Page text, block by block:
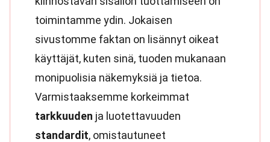
toimintamme ydin. Jokaisen
sivustomme faktan on lisännyt oikeat
käyttäjät, kuten sinä, tuoden mukanaan
monipuolisia näkemyksiä ja tietoa.
Varmistaaksemme korkeimmat
tarkkuuden ja luotettavuuden
standardit, omistautuneet